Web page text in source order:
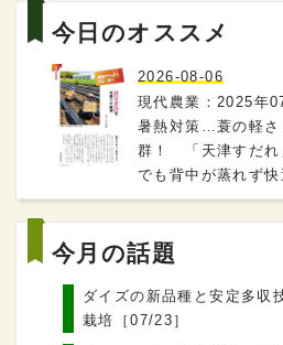
今日のオススメ
2026-08-06
現代農業：2025年
暑熱対策…蓑の軽さ
群！ 「天津すだれ
でも背中が蒸れず快
今月の話題
ダイズの新品種と安定多収
栽培［07/23］